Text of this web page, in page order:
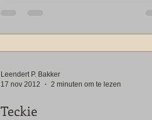
Leendert P. Bakker
17 nov 2012
2 minuten om te lezen
Teckie